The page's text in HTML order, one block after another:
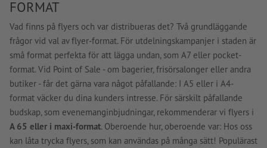
FORMAT
Vad finns på flyers och var distribueras det? Två grundläggande
frågor vid val av flyer-format. För utdelningskampanjer i staden är
små format perfekta för att lägga undan, som A7 eller pocket-
format. Vid Point of Sale - om bagerier, frisörsalonger eller andra
butiker - får det gärna vara något påfallande: I A5 eller i A4-
format väcker du dina kunders intresse. För särskilt påfallande
budskap, som evenemanginbjudningar, rekommenderar vi flyers i
A 65 eller i maxi-format. Oberoende hur, oberoende var: Hos oss
kan låta trycka flyers, som kan användas på många sätt! Populärast